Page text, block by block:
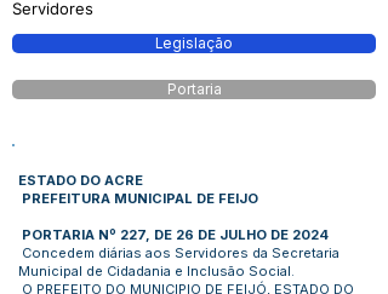
Servidores
Legislação
Portaria
ESTADO DO ACRE
PREFEITURA MUNICIPAL DE FEIJO
PORTARIA Nº 227, DE 26 DE JULHO DE 2024
Concedem diárias aos Servidores da Secretaria
Municipal de Cidadania e Inclusão Social.
O PREFEITO DO MUNICIPIO DE FEIJÓ, ESTADO DO